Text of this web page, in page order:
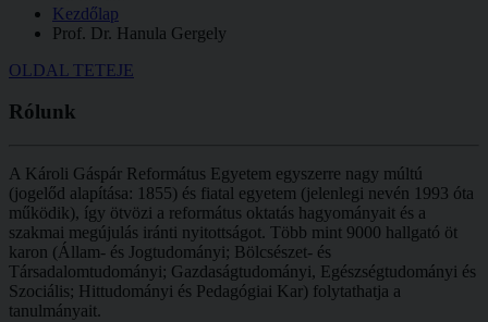
Kezdőlap
Prof. Dr. Hanula Gergely
OLDAL TETEJE
Rólunk
A Károli Gáspár Református Egyetem egyszerre nagy múltú
(jogelőd alapítása: 1855) és fiatal egyetem (jelenlegi nevén 1993 óta
működik), így ötvözi a református oktatás hagyományait és a
szakmai megújulás iránti nyitottságot. Több mint 9000 hallgató öt
karon (Állam- és Jogtudományi; Bölcsészet- és
Társadalomtudományi; Gazdaságtudományi, Egészségtudományi és
Szociális; Hittudományi és Pedagógiai Kar) folytathatja a
tanulmányait.